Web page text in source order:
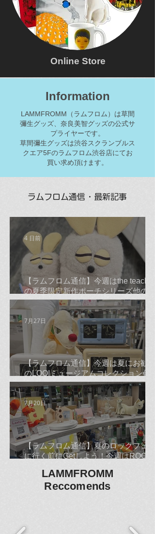
Online Store
Information
LAMMFROMM（ラムフロム）は草間
彌生グッズ、奈良美智グッズの公式サ
プライヤーです。
草間彌生グッズは渋谷スクランブルス
クエア5Fのラムフロム渋谷店にてお
買い求め頂けます。
ラムフロム通信・最新記事
【ラムフロム通信】今週はthe teachers
の夏季限定新作ポーチシリーズ他のご
紹介です☆
4 日前
【ラムフロム通信】今週は夏にお勧め
のLOQIミュージアムコレクション他の
ご紹介です☆
7月27日
【ラムフロム通信】夏のロックフェス
に行く前にGetしよう！今週はROCK
介です☆
7月20日
LAMMFROMM
Reccomends